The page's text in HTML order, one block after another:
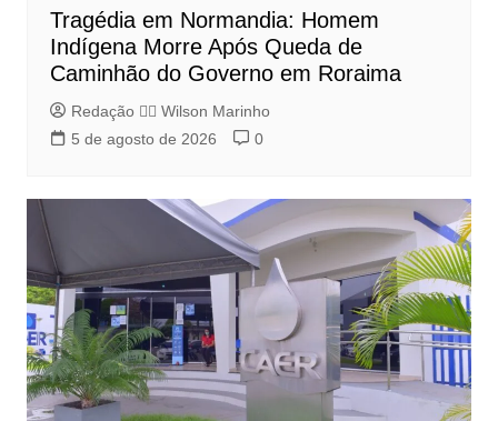
Tragédia em Normandia: Homem
Indígena Morre Após Queda de
Caminhão do Governo em Roraima
Redação 👨‍⚖️​ Wilson Marinho
5 de agosto de 2026
0